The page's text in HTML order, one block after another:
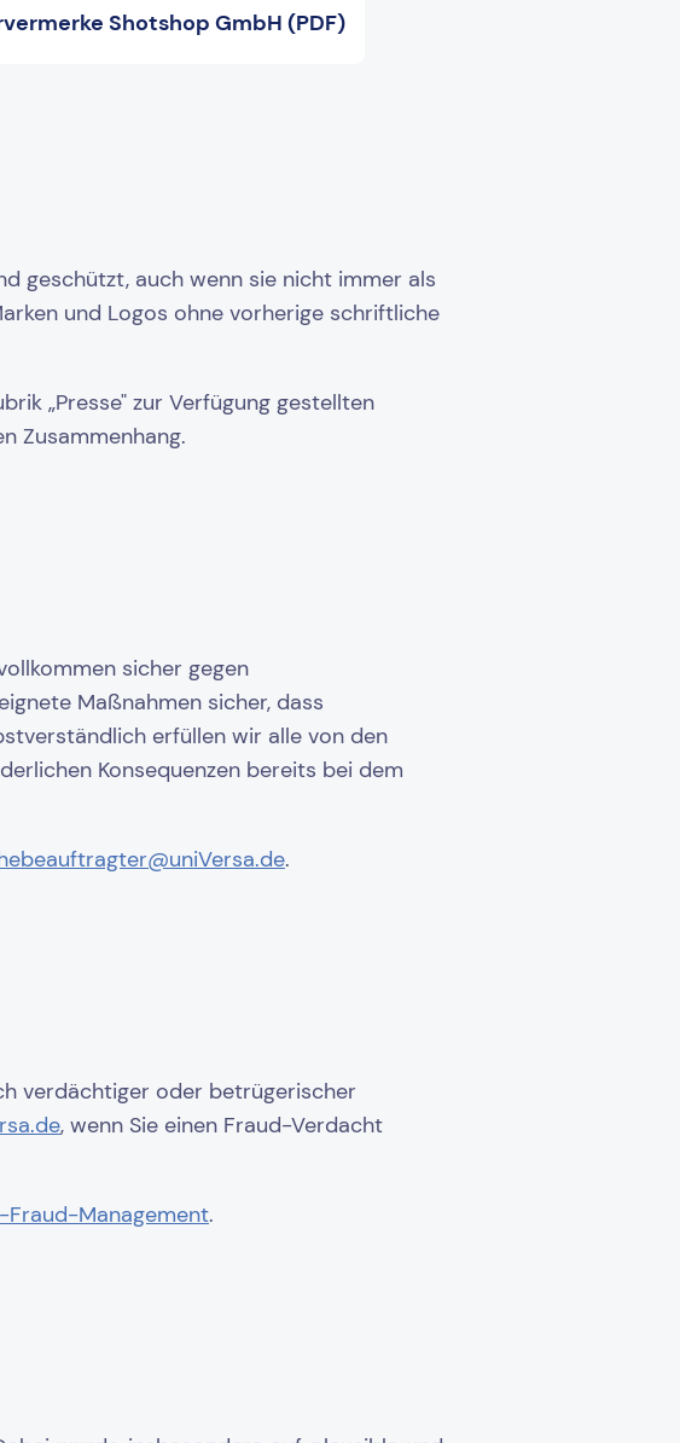
Shotshop GmbH (PDF)
geschützt, auch wenn sie nicht immer als
und Logos ohne vorherige schriftliche
„Presse" zur Verfügung gestellten
Zusammenhang.
sicher gegen
Maßnahmen sicher, dass
erfüllen wir alle von den
Konsequenzen bereits bei dem
.
verdächtiger oder betrügerischer
, wenn Sie einen Fraud-Verdacht
Fraud-Management.